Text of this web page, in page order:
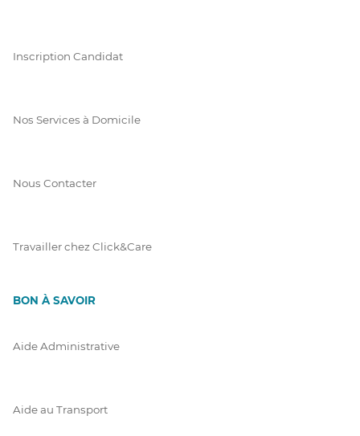
Inscription Candidat
Nos Services à Domicile
Nous Contacter
Travailler chez Click&Care
BON À SAVOIR
Aide Administrative
Aide au Transport